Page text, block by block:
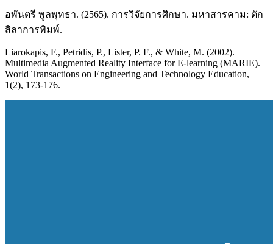
อพันตรี พูลพุทธา. (2565). การวิจัยการศึกษา. มหาสารคาม: ตัก
สิลาการพิมพ์.
Liarokapis, F., Petridis, P., Lister, P. F., & White, M. (2002).
Multimedia Augmented Reality Interface for E-learning (MARIE).
World Transactions on Engineering and Technology Education,
1(2), 173-176.